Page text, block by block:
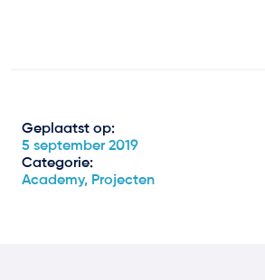
Geplaatst op:
5 september 2019
Categorie:
Academy, Projecten